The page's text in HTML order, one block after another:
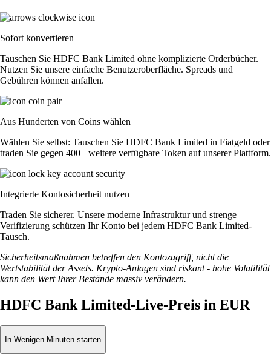
Sofort konvertieren
Tauschen Sie HDFC Bank Limited ohne komplizierte Orderbücher.
Nutzen Sie unsere einfache Benutzeroberfläche. Spreads und
Gebühren können anfallen.
Aus Hunderten von Coins wählen
Wählen Sie selbst: Tauschen Sie HDFC Bank Limited in Fiatgeld oder
traden Sie gegen 400+ weitere verfügbare Token auf unserer Plattform.
Integrierte Kontosicherheit nutzen
Traden Sie sicherer. Unsere moderne Infrastruktur und strenge
Verifizierung schützen Ihr Konto bei jedem HDFC Bank Limited-
Tausch.
Sicherheitsmaßnahmen betreffen den Kontozugriff, nicht die
Wertstabilität der Assets. Krypto-Anlagen sind riskant - hohe Volatilität
kann den Wert Ihrer Bestände massiv verändern.
HDFC Bank Limited-Live-Preis in EUR
In Wenigen Minuten starten